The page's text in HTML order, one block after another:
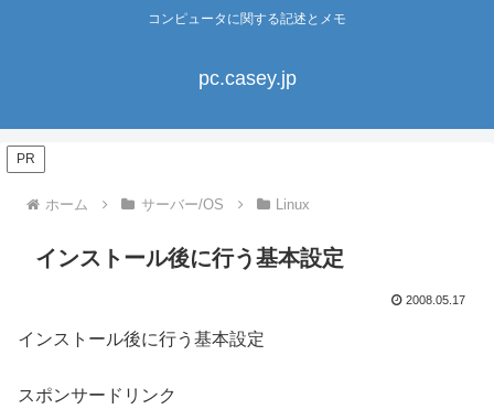
コンピュータに関する記述とメモ
pc.casey.jp
PR
ホーム サーバー/OS Linux
インストール後に行う基本設定
2008.05.17
インストール後に行う基本設定
スポンサードリンク